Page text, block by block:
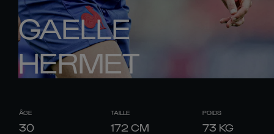
GAELLE
HERMET
ÂGE
30
TAILLE
172 CM
POIDS
73 KG